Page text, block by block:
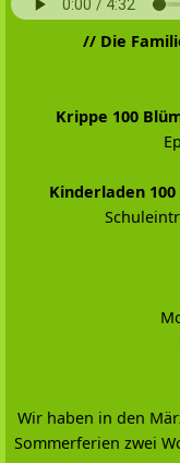
// Die
Krippe 100
Kinderladen
Wir haben in den
Sommerferien zwei